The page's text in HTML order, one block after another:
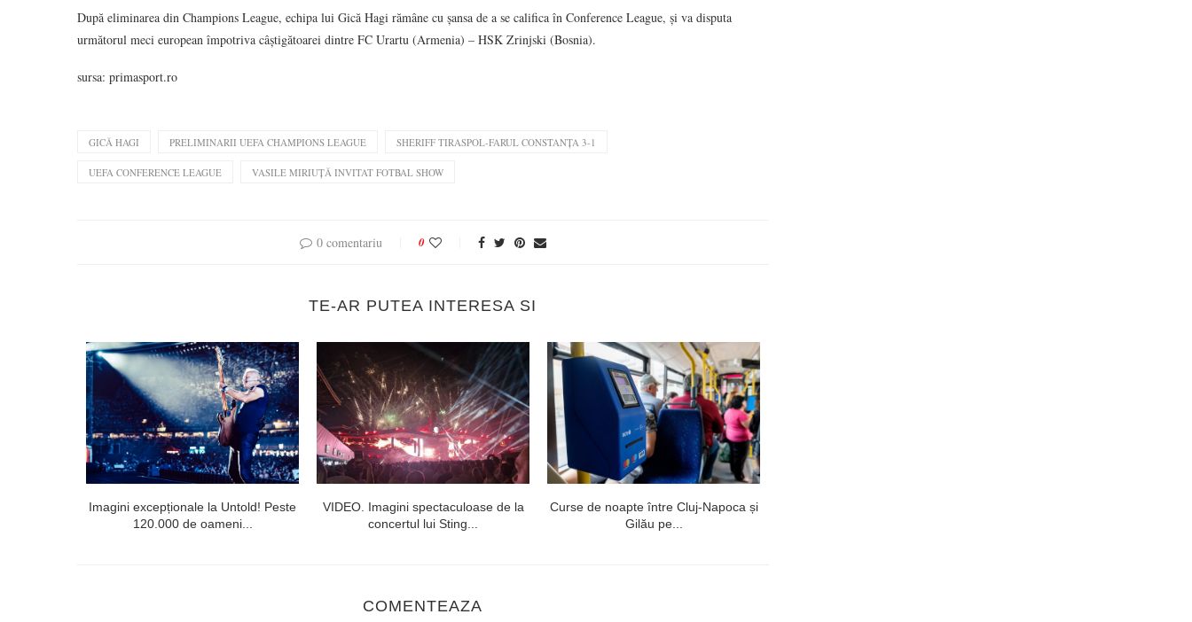
După eliminarea din Champions League, echipa lui Gică Hagi rămâne cu șansa de a se califica în Conference League, și va disputa
următorul meci european împotriva câștigătoarei dintre FC Urartu (Armenia) – HSK Zrinjski (Bosnia).
sursa: primasport.ro
GICĂ HAGI PRELIMINARII UEFA CHAMPIONS LEAGUE SHERIFF TIRASPOL-FARUL CONSTANȚA 3-1
UEFA CONFERENCE LEAGUE VASILE MIRIUȚĂ INVITAT FOTBAL SHOW
0 comentariu 0
TE-AR PUTEA INTERESA SI
Imagini excepționale la Untold! Peste
120.000 de oameni...
VIDEO. Imagini spectaculoase de la
concertul lui Sting...
Curse de noapte între Cluj-Napoca și
Gilău pe...
COMENTEAZA